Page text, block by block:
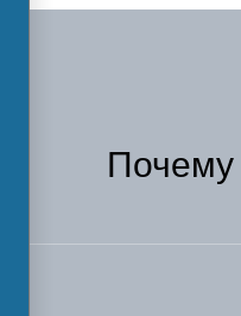
Почему